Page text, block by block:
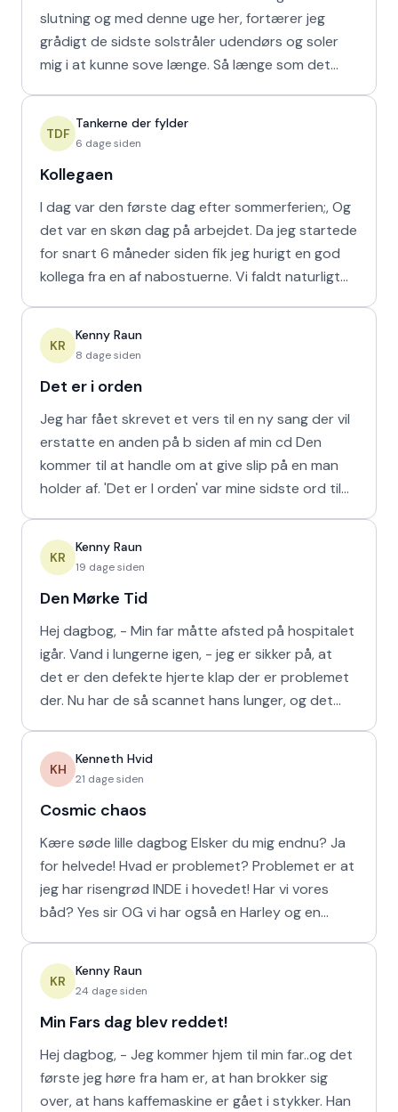
slutning og med denne uge her, fortærer jeg
grådigt de sidste solstråler udendørs og soler
mig i at kunne sove længe. Så længe som det
TDF
Tankerne der fylder
6 dage siden
Kollegaen
I dag var den første dag efter sommerferien;, Og
det var en skøn dag på arbejdet. Da jeg startede
for snart 6 måneder siden fik jeg hurigt en god
kollega fra en af nabostuerne. Vi faldt naturligt
KR
Kenny Raun
8 dage siden
Det er i orden
Jeg har fået skrevet et vers til en ny sang der vil
erstatte en anden på b siden af min cd Den
kommer til at handle om at give slip på en man
holder af. 'Det er I orden' var mine sidste ord til
KR
Kenny Raun
19 dage siden
Den Mørke Tid
Hej dagbog, - Min far måtte afsted på hospitalet
igår. Vand i lungerne igen, - jeg er sikker på, at
det er den defekte hjerte klap der er problemet
der. Nu har de så scannet hans lunger, og det
KH
Kenneth Hvid
21 dage siden
Cosmic chaos
Kære søde lille dagbog Elsker du mig endnu? Ja
for helvede! Hvad er problemet? Problemet er at
jeg har risengrød INDE i hovedet! Har vi vores
båd? Yes sir OG vi har også en Harley og en
KR
Kenny Raun
24 dage siden
Min Fars dag blev reddet!
Hej dagbog, - Jeg kommer hjem til min far..og det
første jeg høre fra ham er, at han brokker sig
over, at hans kaffemaskine er gået i stykker. Han